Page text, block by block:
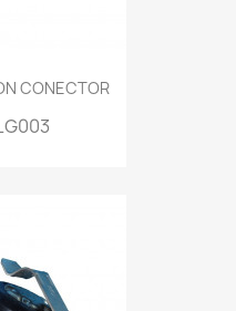
CONECTOR